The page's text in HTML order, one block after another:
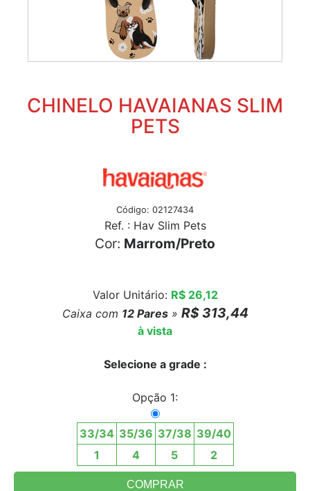
CHINELO HAVAIANAS SLIM
PETS
Código: 02127434
Ref. : Hav Slim Pets
Cor: Marrom/Preto
Valor Unitário: R$ 26,12
Caixa com 12Pares» R$ 313,44
à vista
Selecione a grade :
Opção 1:
33/34 35/36 37/38 39/40
1
4 5 2